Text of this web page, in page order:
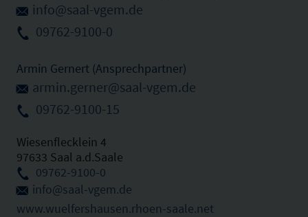
info@saal-vgem.de
09762-9100-0
Armin Gernert (Ansprechpartner)
armin.gerner@saal-vgem.de
09762-9100-15
Wiesenflecklein 4
97633 Saal a.d.Saale
09762-9100-0
info@saal-vgem.de
www.wuelfershausen.rhoen-saale.net